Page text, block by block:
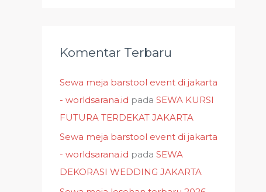
Komentar Terbaru
Sewa meja barstool event di jakarta
- worldsarana.id pada SEWA KURSI
FUTURA TERDEKAT JAKARTA
Sewa meja barstool event di jakarta
- worldsarana.id pada SEWA
DEKORASI WEDDING JAKARTA